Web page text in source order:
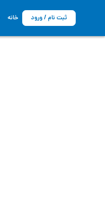
ثبت نام / ورود خانه